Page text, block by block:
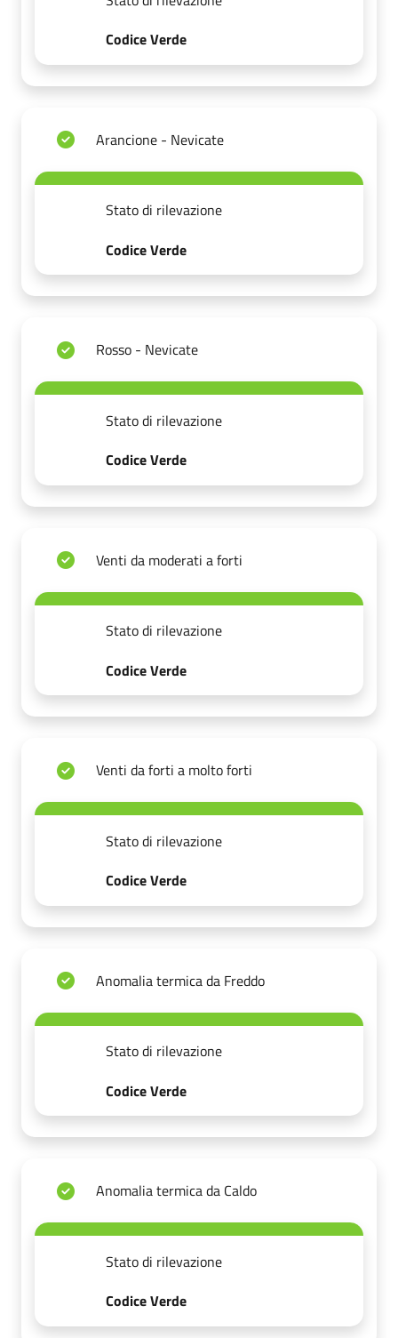
Codice Verde
Arancione - Nevicate
Stato di rilevazione
Codice Verde
Rosso - Nevicate
Stato di rilevazione
Codice Verde
Venti da moderati a forti
Stato di rilevazione
Codice Verde
Venti da forti a molto forti
Stato di rilevazione
Codice Verde
Anomalia termica da Freddo
Stato di rilevazione
Codice Verde
Anomalia termica da Caldo
Stato di rilevazione
Codice Verde